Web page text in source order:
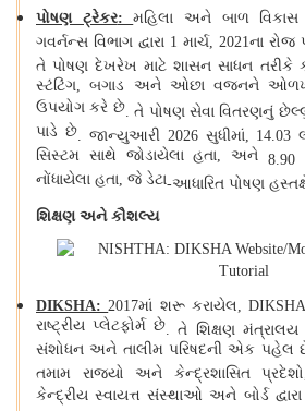
પોષણ ટ્રેકર:મહિલા અને બાળ વિકાસ
ગવર્નન્સ વિભાગ દ્વારા 1 માર્ચ, 2021ના રોજ
તે પોષણ દેખરેખ માટે શાસન સાધન તરીકે
સ્ટંટિંગ, બગાડ અને ઓછા વજનને
ઉપયોગ કરે છે.તે પોષણ સેવા વિતરણનું
પાડે છે. જાન્યુઆરી 2026સુધીમાં, 14.03
સિસ્ટમ સાથે જોડાયેલા હતા, અને 8.90
નોંધાયેલા હતા, જે ડેટા-આધારિત પોષણ
શિક્ષણ અને કૌશલ્ય
DIKSHA:2017માં શરૂ કરાયેલ,
રાષ્ટ્રીય પ્લેટફોર્મ છે.તે શિક્ષણ મંત્રાલય
સંશોધન અને તાલીમ પરિષદની એક પહેલ
તમામ રાજ્યો અને કેન્દ્રશાસિત
કેન્દ્રીય સ્વાયત્ત સંસ્થાઓ અને બોર્ડ